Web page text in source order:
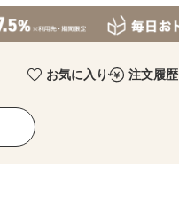
お気に入り 注文履歴